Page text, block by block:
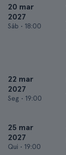
20 mar
2027
Sáb • 18:00
22 mar
2027
Seg • 19:00
25 mar
2027
Qui • 19:00